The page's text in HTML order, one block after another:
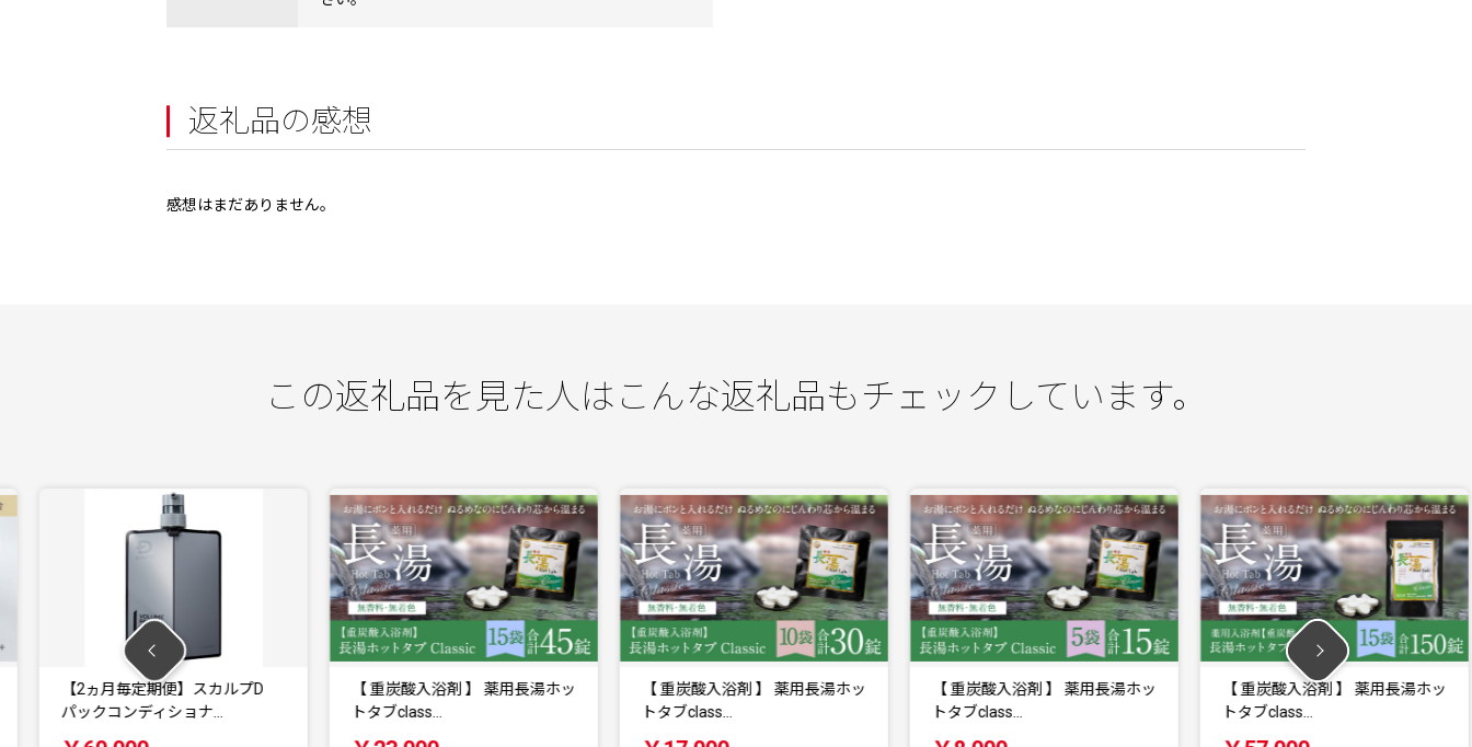
返礼品の感想
感想はまだありません。
この返礼品を見た人はこんな返礼品もチェックしています。
】スカルプD
【 重炭酸入浴剤 】 薬用長湯ホッ
トタブclass…
【 重炭酸入浴剤 】 薬用長湯ホッ
【 重炭酸入浴剤 】 薬用長湯ホッ
【 重炭酸入浴剤 】 薬用長湯ホッ
【 重炭酸入浴剤